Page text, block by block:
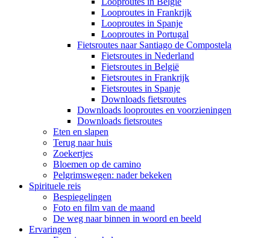
Looproutes in Frankrijk
Looproutes in Spanje
Looproutes in Portugal
Fietsroutes naar Santiago de Compostela
Fietsroutes in Nederland
Fietsroutes in België
Fietsroutes in Frankrijk
Fietsroutes in Spanje
Downloads fietsroutes
Downloads looproutes en voorzieningen
Downloads fietsroutes
Eten en slapen
Terug naar huis
Zoekertjes
Bloemen op de camino
Pelgrimswegen: nader bekeken
Spirituele reis
Bespiegelingen
Foto en film van de maand
De weg naar binnen in woord en beeld
Ervaringen